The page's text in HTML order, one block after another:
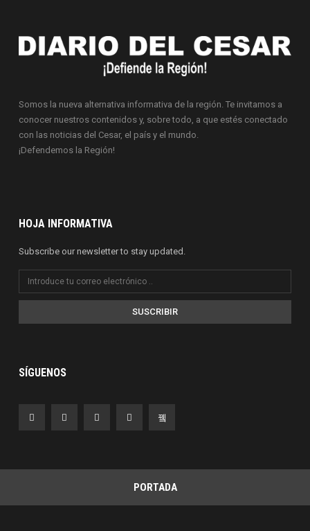
Somos la nueva alternativa informativa de la región. Te invitamos a
conocer nuestros contenidos y, sobre todo, a que estés conectado
con las noticias del Cesar, el país y el mundo.
¡Defendemos la Región!
HOJA INFORMATIVA
Subscribe our newsletter to stay updated.
SUSCRIBIR
SÍGUENOS
PORTADA